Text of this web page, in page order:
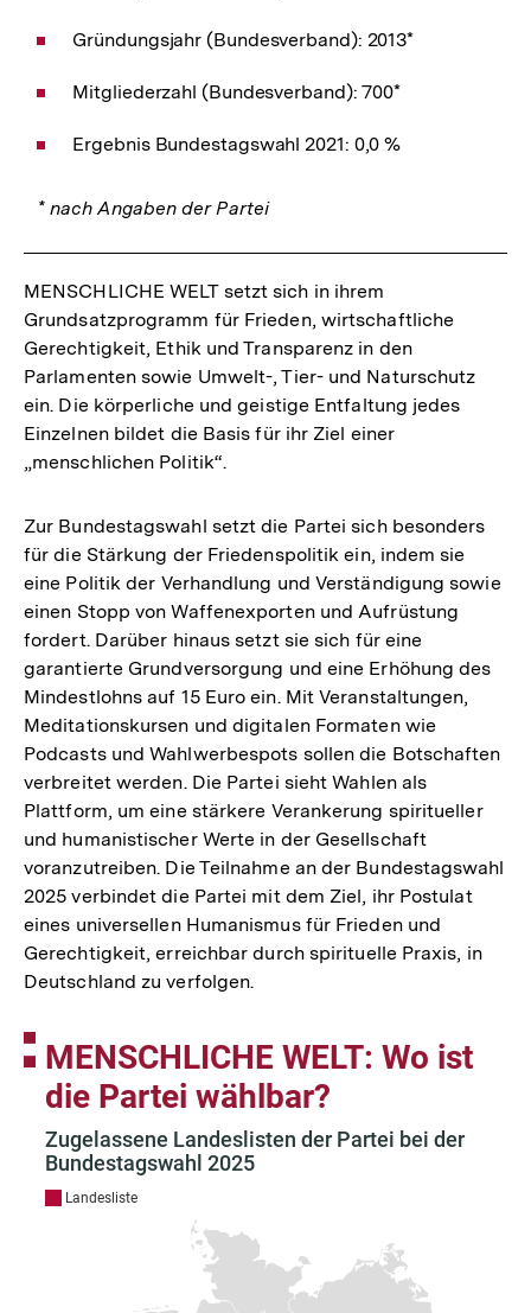
Gründungsjahr (Bundesverband): 2013*
Mitgliederzahl (Bundesverband): 700*
Ergebnis Bundestagswahl 2021: 0,0 %
* nach Angaben der Partei
MENSCHLICHE WELT setzt sich in ihrem
Grundsatzprogramm für Frieden, wirtschaftliche
Gerechtigkeit, Ethik und Transparenz in den
Parlamenten sowie Umwelt-, Tier- und Naturschutz
ein. Die körperliche und geistige Entfaltung jedes
Einzelnen bildet die Basis für ihr Ziel einer
„menschlichen Politik“.
Zur Bundestagswahl setzt die Partei sich besonders
für die Stärkung der Friedenspolitik ein, indem sie
eine Politik der Verhandlung und Verständigung sowie
einen Stopp von Waffenexporten und Aufrüstung
fordert. Darüber hinaus setzt sie sich für eine
garantierte Grundversorgung und eine Erhöhung des
Mindestlohns auf 15 Euro ein. Mit Veranstaltungen,
Meditationskursen und digitalen Formaten wie
Podcasts und Wahlwerbespots sollen die Botschaften
verbreitet werden. Die Partei sieht Wahlen als
Plattform, um eine stärkere Verankerung spiritueller
und humanistischer Werte in der Gesellschaft
voranzutreiben. Die Teilnahme an der Bundestagswahl
2025 verbindet die Partei mit dem Ziel, ihr Postulat
eines universellen Humanismus für Frieden und
Gerechtigkeit, erreichbar durch spirituelle Praxis, in
Deutschland zu verfolgen.